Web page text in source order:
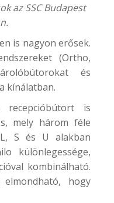
az SSC Budapest
is nagyon erősek.
(Ortho,
és
kínálatban.
recepcióbútort is
, mely három féle
S és U alakban
különlegessége,
kombinálható.
hogy